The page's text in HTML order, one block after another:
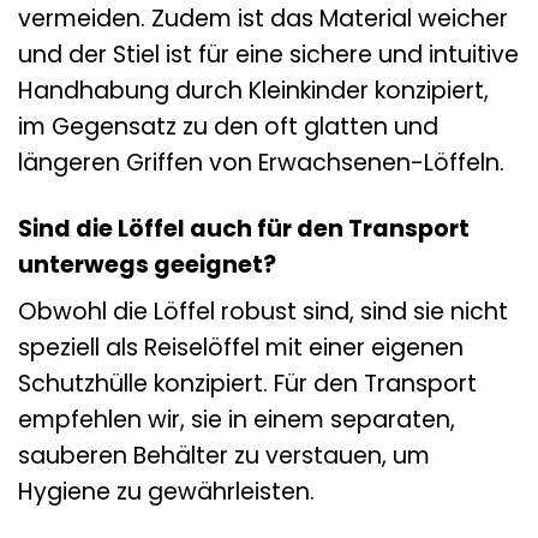
vermeiden. Zudem ist das Material weicher
und der Stiel ist für eine sichere und intuitive
Handhabung durch Kleinkinder konzipiert,
im Gegensatz zu den oft glatten und
längeren Griffen von Erwachsenen-Löffeln.
Sind die Löffel auch für den Transport
unterwegs geeignet?
Obwohl die Löffel robust sind, sind sie nicht
speziell als Reiselöffel mit einer eigenen
Schutzhülle konzipiert. Für den Transport
empfehlen wir, sie in einem separaten,
sauberen Behälter zu verstauen, um
Hygiene zu gewährleisten.